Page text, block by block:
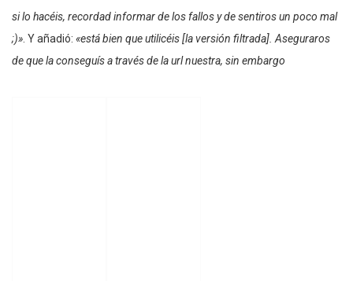
si lo hacéis, recordad informar de los fallos y de sentiros un poco mal
;)» . Y añadió: «está bien que utilicéis [la versión filtrada]. Aseguraros
de que la conseguís a través de la url nuestra, sin embargo